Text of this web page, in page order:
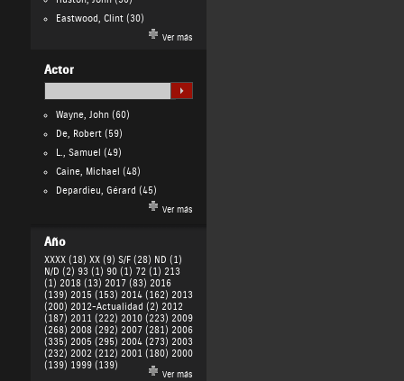
Eastwood, Clint(30)
Ver más
Actor
Wayne, John(60)
De, Robert(59)
L., Samuel (49)
Caine, Michael (48)
Depardieu, Gérard (45)
Ver más
Año
XXXX (18) XX (9) S/F (28) ND (1)
N/D (2) 93 (1) 90 (1) 72 (1) 213
(1) 2018 (13) 2017 (83) 2016
(139) 2015 (153) 2014 (162) 2013
(200) 2012-Actualidad (2) 2012
(187) 2011 (222) 2010 (223) 2009
(268) 2008 (292) 2007 (281) 2006
(335) 2005 (295) 2004 (273) 2003
(232) 2002 (212) 2001 (180) 2000
(139) 1999 (139)
Ver más